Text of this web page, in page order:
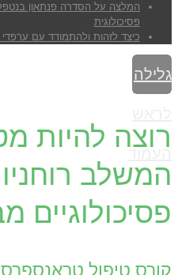
המלצה על הסדרה פנתאון
פסיכולוגית
כיצד לזהות ולהתמודד עם ערפדי
גלילה
רוצה להיות
המשלב
פסיכולוגיים
קורס טיפול